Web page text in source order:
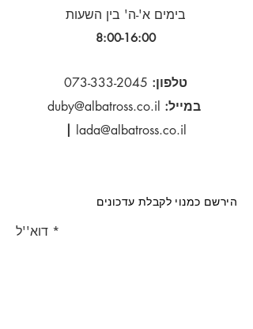
בימים א'-ה' בין השעות
8:00-16:00​
טלפון: 073-333-2045
במייל: duby@albatross.co.il
| lada@albatross.co.il
הירשם כמנוי לקבלת עדכונים
דוא''ל